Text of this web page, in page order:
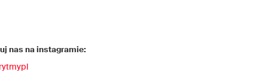
nas na instagramie: